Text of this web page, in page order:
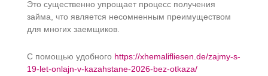
Это существенно упрощает процесс получения
займа, что является несомненным преимуществом
для многих заемщиков.
С помощью удобного https://xhemalifliesen.de/zajmy-s-
19-let-onlajn-v-kazahstane-2026-bez-otkaza/